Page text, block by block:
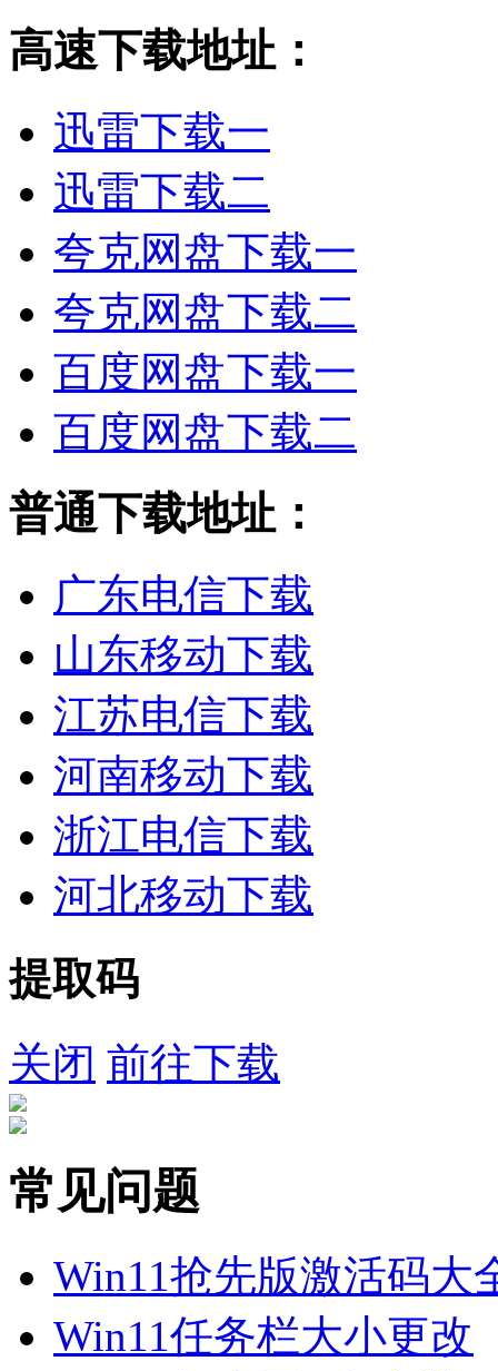
高速下载地址：
迅雷下载一
迅雷下载二
夸克网盘下载一
夸克网盘下载二
百度网盘下载一
百度网盘下载二
普通下载地址：
广东电信下载
山东移动下载
江苏电信下载
河南移动下载
浙江电信下载
河北移动下载
提取码
关闭 前往下载
常见问题
Win11抢先版激活码大
Win11任务栏大小更改